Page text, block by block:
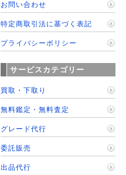
お問い合わせ
特定商取引法に基づく表記
プライバシーポリシー
サービスカテゴリー
買取・下取り
無料鑑定・無料査定
グレード代行
委託販売
出品代行